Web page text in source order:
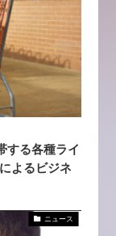
する各種ライ
よるビジネ
ニュース